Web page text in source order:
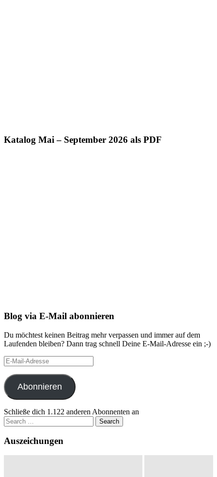
Katalog Mai – September 2026 als PDF
Blog via E-Mail abonnieren
Du möchtest keinen Beitrag mehr verpassen und immer auf dem
Laufenden bleiben? Dann trag schnell Deine E-Mail-Adresse ein ;-)
E-
Mail-
Adresse
Abonnieren
Schließe dich 1.122 anderen Abonnenten an
Search
for:
Auszeichungen